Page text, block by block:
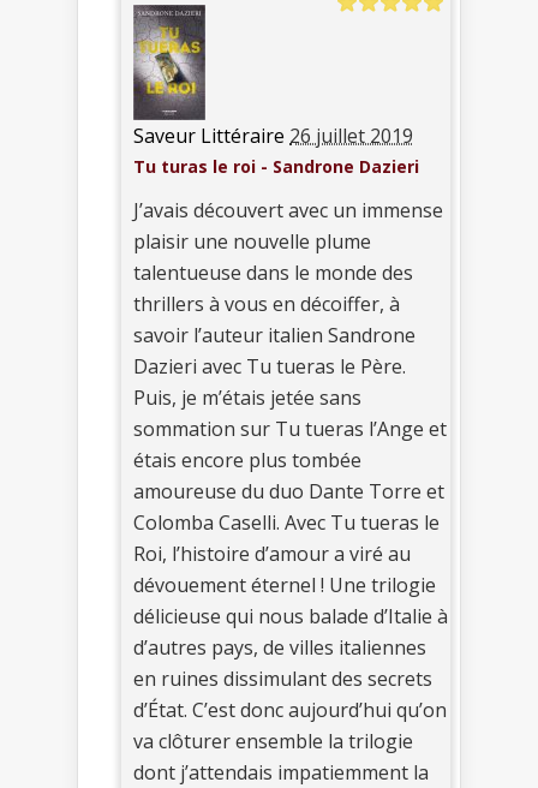
Saveur Littéraire 26 juillet 2019
Tu turas le roi - Sandrone Dazieri
J’avais découvert avec un immense
plaisir une nouvelle plume
talentueuse dans le monde des
thrillers à vous en décoiffer, à
savoir l’auteur italien Sandrone
Dazieri avec Tu tueras le Père.
Puis, je m’étais jetée sans
sommation sur Tu tueras l’Ange et
étais encore plus tombée
amoureuse du duo Dante Torre et
Colomba Caselli. Avec Tu tueras le
Roi, l’histoire d’amour a viré au
dévouement éternel ! Une trilogie
délicieuse qui nous balade d’Italie à
d’autres pays, de villes italiennes
en ruines dissimulant des secrets
d’État. C’est donc aujourd’hui qu’on
va clôturer ensemble la trilogie
dont j’attendais impatiemment la